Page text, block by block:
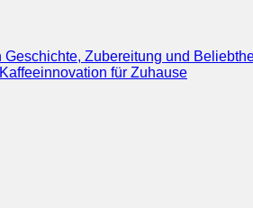
Zubereitung und
für Zuhause